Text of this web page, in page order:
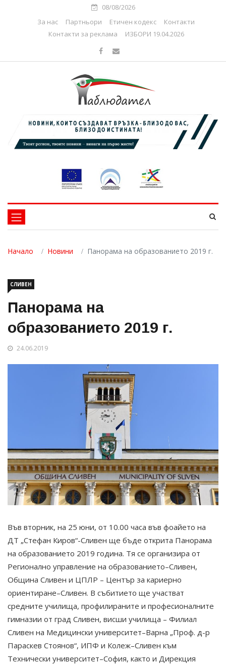
08/08/2026
За нас
Партньори Етичен кодекс
Контакти
Контакти за реклама
ИЗБОРИ 19.04.2026
Начало Новини Панорама на образованието 2019 г.
СЛИВЕН
Панорама на
образованието 2019 г.
24.06.2019
Във вторник, на 25 юни, от 10.00 часа във фоайето на
ДТ „Стефан Киров“-Сливен ще бъде открита Панорама
на образованието 2019 година. Тя се организира от
Регионално управление на образованието–Сливен,
Община Сливен и ЦПЛР – Център за кариерно
ориентиране–Сливен. В събитието ще участват
средните училища, профилираните и професионалните
гимназии от град Сливен, висши училища – Филиал
Сливен на Медицински университет–Варна „Проф. д-р
Параскев Стоянов“, ИПФ и Колеж–Сливен към
Технически университет–София, както и Дирекция